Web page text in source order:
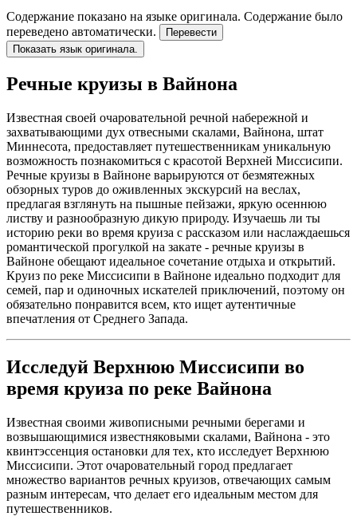
Содержание показано на языке оригинала. Содержание было
переведено автоматически.
Перевести
Показать язык оригинала.
Речные круизы в Вайнона
Известная своей очаровательной речной набережной и
захватывающими дух отвесными скалами, Вайнона, штат
Миннесота, предоставляет путешественникам уникальную
возможность познакомиться с красотой Верхней Миссисипи.
Речные круизы в Вайноне варьируются от безмятежных
обзорных туров до оживленных экскурсий на веслах,
предлагая взглянуть на пышные пейзажи, яркую осеннюю
листву и разнообразную дикую природу. Изучаешь ли ты
историю реки во время круиза с рассказом или наслаждаешься
романтической прогулкой на закате - речные круизы в
Вайноне обещают идеальное сочетание отдыха и открытий.
Круиз по реке Миссисипи в Вайноне идеально подходит для
семей, пар и одиночных искателей приключений, поэтому он
обязательно понравится всем, кто ищет аутентичные
впечатления от Среднего Запада.
Исследуй Верхнюю Миссисипи во
время круиза по реке Вайнона
Известная своими живописными речными берегами и
возвышающимися известняковыми скалами, Вайнона - это
квинтэссенция остановки для тех, кто исследует Верхнюю
Миссисипи. Этот очаровательный город предлагает
множество вариантов речных круизов, отвечающих самым
разным интересам, что делает его идеальным местом для
путешественников.